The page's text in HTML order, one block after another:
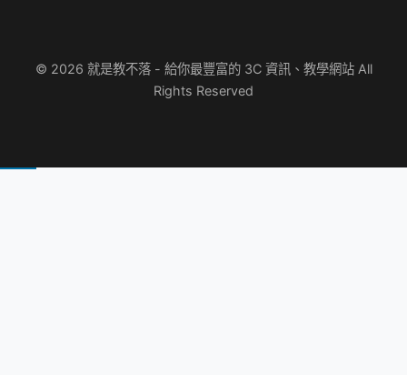
© 2026 就是教不落 - 給你最豐富的 3C 資訊、教學網站 All
Rights Reserved